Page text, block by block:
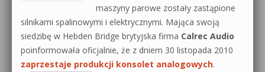
maszyny parowe zostały zastąpione
silnikami spalinowymi i elektrycznymi. Mająca swoją
siedzibę w Hebden Bridge brytyjska firma Calrec Audio
poinformowała oficjalnie, że z dniem 30 listopada 2010
zaprzestaje produkcji konsolet analogowych.